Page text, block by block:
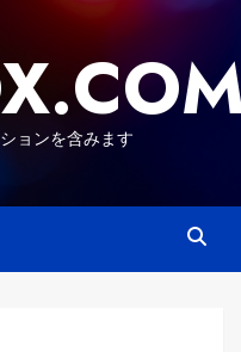
ョンを含みます